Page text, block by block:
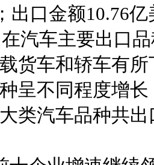
出口金额10.76
汽车主要出口
货车和轿车有
呈不同程度增
类汽车品种共